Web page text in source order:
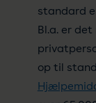
standard
Bl.a. er
op til